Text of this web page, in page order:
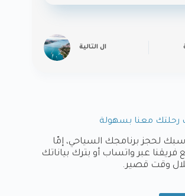
ال التالية
رحلتك معنا بسهولة
لحجز برنامجك السياحي، إمّا
فريقنا عبر واتساب أو بترك بياناتك
وقت قصير.